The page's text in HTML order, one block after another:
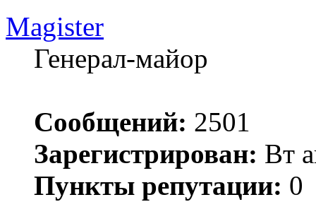
Magister
Генерал-майор
Сообщений: 2501
Зарегистрирован: Вт
Пункты репутации: 0